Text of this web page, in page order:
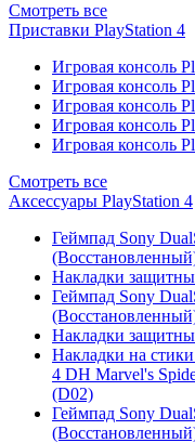
Смотреть все
Приставки PlayStation 4
Игровая консоль
Игровая консоль
Игровая консоль
Игровая консоль
Игровая консоль
Смотреть все
Аксессуары PlayStation 4
Геймпад Sony
Накладки
Геймпад Sony
Накладки
Накладки на
4 DH Marvel's
(D02)
Геймпад Sony